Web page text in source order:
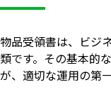
物品受領書は、ビジ
類です。その基本的
が、適切な運用の第